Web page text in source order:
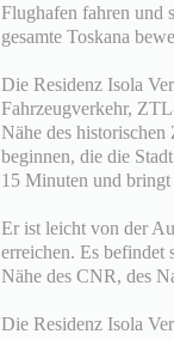
Flughafen fahren und
gesamte Toskana
Die Residenz Isola
Fahrzeugverkehr,
Nähe des
beginnen, die die
15 Minuten und
Er ist leicht von der
erreichen. Es befindet
Nähe des CNR, des
Die Residenz Isola